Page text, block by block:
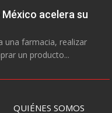
México acelera su
una farmacia, realizar
un producto...
QUIÉNES SOMOS